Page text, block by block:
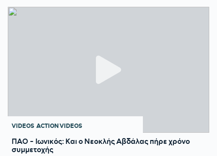
VIDEOS ACTION VIDEOS
ΠΑΟ - Ιωνικός: Και ο Νεοκλής Αβδάλας πήρε χρόνο
συμμετοχής